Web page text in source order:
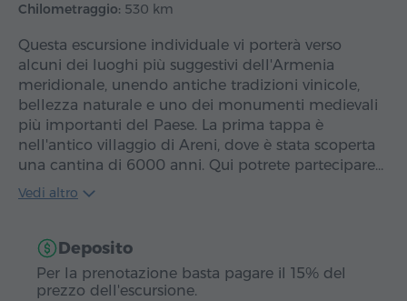
Chilometraggio: 530 km
Questa escursione individuale vi porterà verso
alcuni dei luoghi più suggestivi dell'Armenia
meridionale, unendo antiche tradizioni vinicole,
bellezza naturale e uno dei monumenti medievali
più importanti del Paese. La prima tappa è
nell'antico villaggio di Areni, dove è stata scoperta
una cantina di 6000 anni. Qui potrete partecipare…
Vedi altro
Deposito
Per la prenotazione basta pagare il 15% del
prezzo dell'escursione.